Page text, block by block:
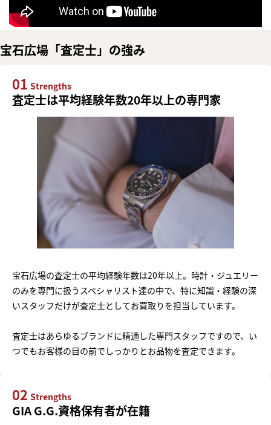
宝石広場「査定士」の強み
01 Strengths
査定士は平均経験年数20年以上の専門家
宝石広場の査定士の平均経験年数は20年以上。時計・ジュエリー
のみを専門に扱うスペシャリスト達の中で、特に知識・経験の深
いスタッフだけが査定士としてお買取りを担当しています。
査定士はあらゆるブランドに精通した専門スタッフですので、い
つでもお客様の目の前でしっかりとお品物を査定できます。
02 Strengths
GIA G.G.資格保有者が在籍